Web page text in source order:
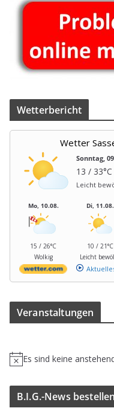
Wet­ter­be­richt
Wetter
Sonntag,
13 / 33°C
Leicht
Mo, 10.08.
15 / 26°C
Wolkig
Di, 11.08.
10 / 21°C
Leicht
Ver­an­stal­tun­gen
H
Es sind keine
B.I.G.-News